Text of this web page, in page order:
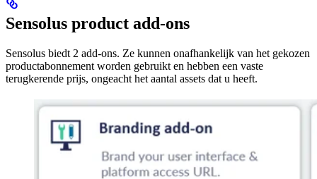
Sensolus product add-ons
Sensolus biedt 2 add-ons. Ze kunnen onafhankelijk van het gekozen
productabonnement worden gebruikt en hebben een vaste
terugkerende prijs, ongeacht het aantal assets dat u heeft.